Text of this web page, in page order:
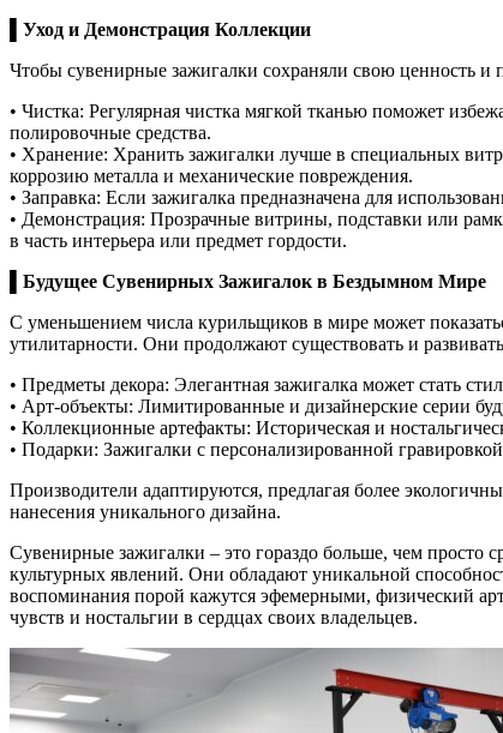
▌Уход и Демонстрация Коллекции
Чтобы сувенирные зажигалки сохраняли свою ценность и
• Чистка: Регулярная чистка мягкой тканью поможет
полировочные средства.
• Хранение: Хранить зажигалки лучше в специальных
коррозию металла и механические повреждения.
• Заправка: Если зажигалка предназначена для
• Демонстрация: Прозрачные витрины, подставки или
в часть интерьера или предмет гордости.
▌Будущее Сувенирных Зажигалок в Бездымном Мире
С уменьшением числа курильщиков в мире может
утилитарности. Они продолжают существовать и
• Предметы декора: Элегантная зажигалка может стать
• Арт-объекты: Лимитированные и дизайнерские серии
• Коллекционные артефакты: Историческая и
• Подарки: Зажигалки с персонализированной
Производители адаптируются, предлагая более
нанесения уникального дизайна.
Сувенирные зажигалки – это гораздо больше, чем просто
культурных явлений. Они обладают уникальной
воспоминания порой кажутся эфемерными, физический
чувств и ностальгии в сердцах своих владельцев.